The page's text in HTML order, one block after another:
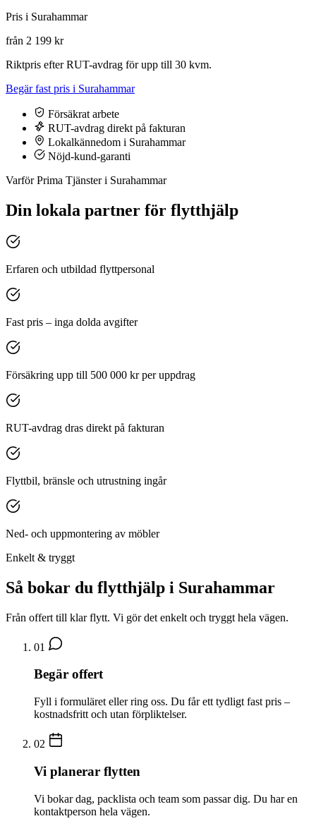
Pris i Surahammar
från 2 199 kr
Riktpris efter RUT-avdrag för upp till 30 kvm.
Begär fast pris i Surahammar
Försäkrat arbete
RUT-avdrag direkt på fakturan
Lokalkännedom i Surahammar
Nöjd-kund-garanti
Varför Prima Tjänster i Surahammar
Din lokala partner för flytthjälp
Erfaren och utbildad flyttpersonal
Fast pris – inga dolda avgifter
Försäkring upp till 500 000 kr per uppdrag
RUT-avdrag dras direkt på fakturan
Flyttbil, bränsle och utrustning ingår
Ned- och uppmontering av möbler
Enkelt & tryggt
Så bokar du flytthjälp i Surahammar
Från offert till klar flytt. Vi gör det enkelt och tryggt hela vägen.
01
Begär offert
Fyll i formuläret eller ring oss. Du får ett tydligt fast pris –
kostnadsfritt och utan förpliktelser.
02
Vi planerar flytten
Vi bokar dag, packlista och team som passar dig. Du har en
kontaktperson hela vägen.